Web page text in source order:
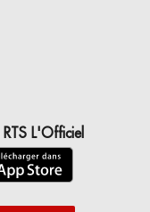
RTS L'Officiel